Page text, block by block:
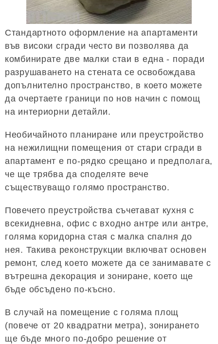
Стандартното оформление на апартаменти
във високи сгради често ви позволява да
комбинирате две малки стаи в една - поради
разрушаването на стената се освобождава
допълнително пространство, в което можете
да очертаете граници по нов начин с помощ
на интериорни детайли.
Необичайното планиране или преустройство
на нежилищни помещения от стари сгради в
апартамент е по-рядко срещано и предполага,
че ще трябва да споделяте вече
съществуващо голямо пространство.
Повечето преустройства съчетават кухня с
всекидневна, офис с входно антре или антре,
голяма коридорна стая с малка спалня до
нея. Такива реконструкции включват основен
ремонт, след което можете да се занимавате с
вътрешна декорация и зониране, което ще
бъде обсъдено по-късно.
В случай на помещение с голяма площ
(повече от 20 квадратни метра), зонирането
ще бъде много по-добро решение от